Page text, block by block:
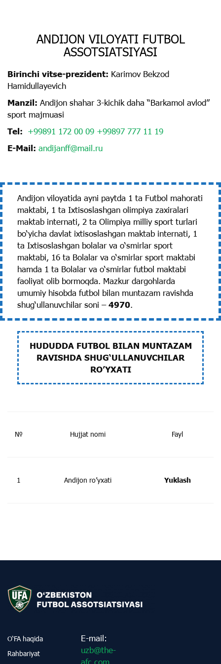
ANDIJON VILOYATI FUTBOL
ASSOTSIATSIYASI
Birinchi vitse-prezident: Karimov Bekzod
Hamidullayevich
Manzil: Аndijon shahar 3-kichik daha “Barkamol avlod”
sport majmuasi
Tel: +99891 172 00 09 +99897 777 11 19
E-Mail: andijanff@mail.ru
Andijon viloyatida ayni paytda 1 ta Futbol mahorati
maktabi, 1 ta Ixtisoslashgan olimpiya zaxiralari
maktab internati, 2 ta Olimpiya milliy sport turlari
bo‘yicha davlat ixtisoslashgan maktab internati, 1
ta Ixtisoslashgan bolalar va o‘smirlar sport
maktabi, 16 ta Bolalar va o‘smirlar sport maktabi
hamda 1 ta Bolalar va o‘smirlar futbol maktabi
faoliyat olib bormoqda. Mazkur dargohlarda
umumiy hisobda futbol bilan muntazam ravishda
shug‘ullanuvchilar soni –4970.
HUDUDDA FUTBOL BILAN MUNTAZAM
RAVISHDA SHUG‘ULLANUVCHILAR
RO’YXATI
№ Hujjat nomi Fayl
1 Andijon ro’yxati Yuklash
O‘FA haqida
Rahbariyat
E-mail:
uzb@the-
afc.com